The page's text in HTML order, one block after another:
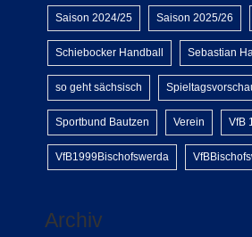
Saison 2024/25 Saison 2025/26
Schiebocker Handball Sebastian
so geht sächsisch
Sportbund Bautzen Verein VfB
VfB1999Bischofswerda
Archiv